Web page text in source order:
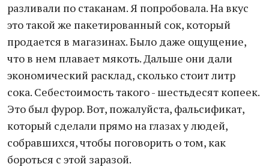
разливали по стаканам. Я попробовала. На вкус
это такой же пакетированный сок, который
продается в магазинах. Было даже ощущение,
что в нем плавает мякоть. Дальше они дали
экономический расклад, сколько стоит литр
сока. Себестоимость такого - шестьдесят копеек.
Это был фурор. Вот, пожалуйста, фальсификат,
который сделали прямо на глазах у людей,
собравшихся, чтобы поговорить о том, как
бороться с этой заразой.